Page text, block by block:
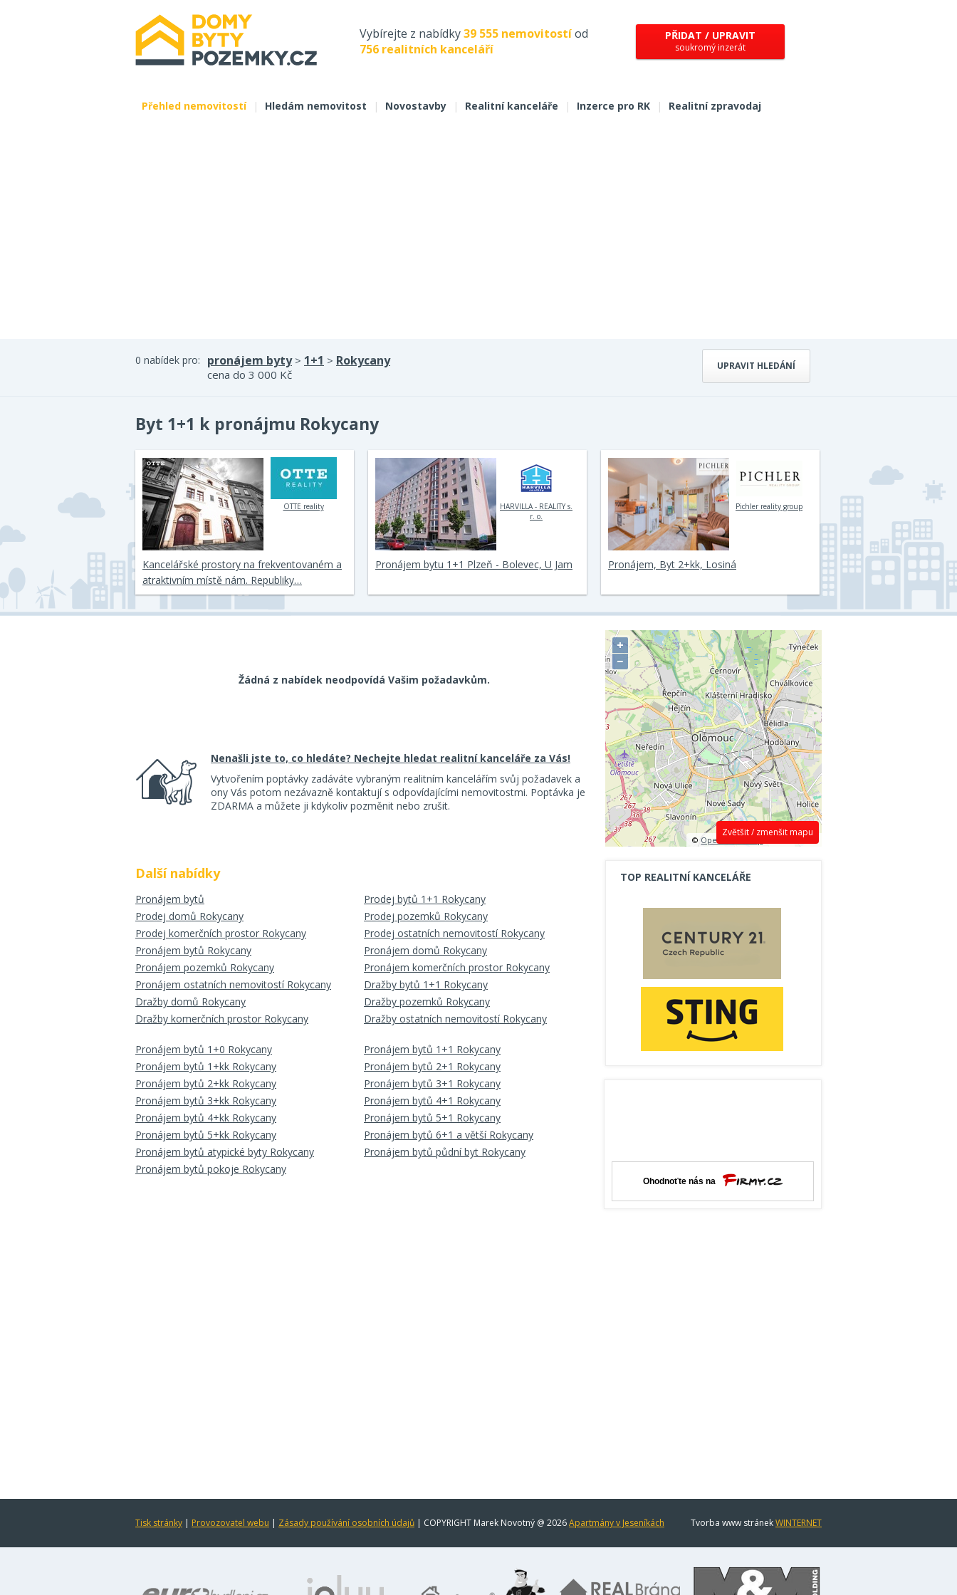
Vybírejte z nabídky39 555 nemovitostíod
756 realitních kanceláří
PŘIDAT / UPRAVIT
soukromý inzerát
Přehled nemovitostí | Hledám nemovitost | Novostavby | Realitní kanceláře | Inzerce pro RK | Realitní zpravodaj
UPRAVIT HLEDÁNÍ
0 nabídek pro: pronájem byty> 1+1 > Rokycany
cena do 3 000 Kč
Byt 1+1 k pronájmu Rokycany
OTTE reality
Kancelářské prostory na frekventovaném a
atraktivním místě nám. Republiky…
HARVILLA - REALITY s.
r. o.
Pronájem bytu 1+1 Plzeň - Bolevec, U Jam
Pichler reality group
Pronájem, Byt 2+kk, Losiná
Žádná z nabídek neodpovídá Vašim požadavkům.
Nenašli jste to, co hledáte? Nechejte hledat realitní kanceláře za Vás!
Vytvořením poptávky zadáváte vybraným realitním kancelářím svůj požadavek a
ony Vás potom nezávazně kontaktují s odpovídajícími nemovitostmi. Poptávka je
ZDARMA a můžete ji kdykoliv pozměnit nebo zrušit.
Další nabídky
Pronájem bytů
Prodej bytů 1+1 Rokycany
Prodej domů Rokycany
Prodej pozemků Rokycany
Prodej komerčních prostor Rokycany
Prodej ostatních nemovitostí Rokycany
Pronájem bytů Rokycany
Pronájem domů Rokycany
Pronájem pozemků Rokycany
Pronájem komerčních prostor Rokycany
Pronájem ostatních nemovitostí Rokycany
Dražby bytů 1+1 Rokycany
Dražby domů Rokycany
Dražby pozemků Rokycany
Dražby komerčních prostor Rokycany
Dražby ostatních nemovitostí Rokycany
Pronájem bytů 1+0 Rokycany
Pronájem bytů 1+1 Rokycany
Pronájem bytů 1+kk Rokycany
Pronájem bytů 2+1 Rokycany
Pronájem bytů 2+kk Rokycany
Pronájem bytů 3+1 Rokycany
Pronájem bytů 3+kk Rokycany
Pronájem bytů 4+1 Rokycany
Pronájem bytů 4+kk Rokycany
Pronájem bytů 5+1 Rokycany
Pronájem bytů 5+kk Rokycany
Pronájem bytů 6+1 a větší Rokycany
Pronájem bytů atypické byty Rokycany
Pronájem bytů půdní byt Rokycany
Pronájem bytů pokoje Rokycany
Zvětšit / zmenšit mapu
+
−
©OpenStreetMap contributors.
TOP REALITNÍ KANCELÁŘE
Tisk stránky | Provozovatel webu | Zásady používání osobních údajů | COPYRIGHT Marek Novotný @ 2026Apartmány v Jeseníkách Tvorba www stránekWINTERNET